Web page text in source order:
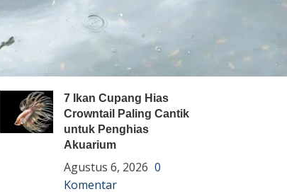
Teknologi dan Inovasi
ARTIKEL TERBARU
7 Ikan Cupang Hias
Crowntail Paling Cantik
untuk Penghias
Akuarium
Agustus 6, 2026 0
Komentar